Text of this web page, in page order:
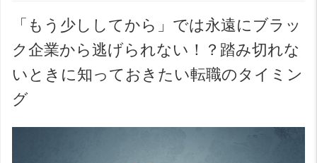
「もう少ししてから」では永遠にブラッ
ク企業から逃げられない！？踏み切れな
いときに知っておきたい転職のタイミン
グ